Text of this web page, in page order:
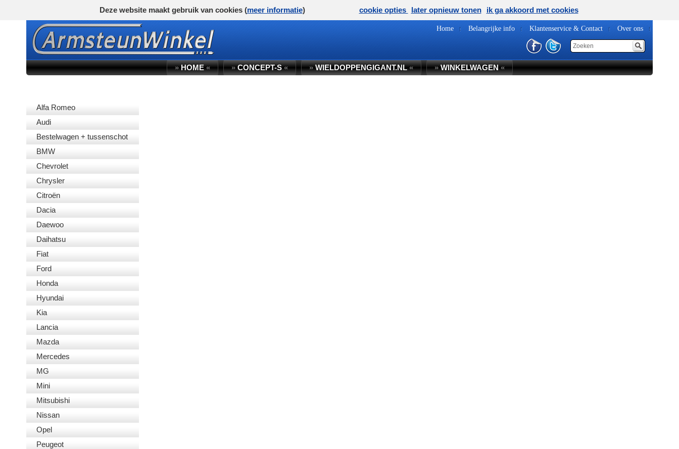
Home Belangrijke info Klantenservice & Contact Over ons
»HOME« »CONCEPT-S« »WIELDOPPENGIGANT.NL« »WINKELWAGEN«
Alfa Romeo
Audi
Bestelwagen + tussenschot
BMW
Chevrolet
Chrysler
Citroën
Dacia
Daewoo
Daihatsu
Fiat
Ford
Honda
Hyundai
Kia
Lancia
Mazda
Mercedes
MG
Mini
Mitsubishi
Nissan
Opel
Peugeot
Deze website maakt gebruik van cookies (meer informatie) cookie opties later opnieuw tonen ik ga akkoord met cookies